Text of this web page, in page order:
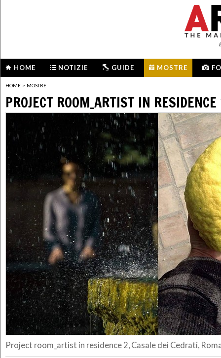
HOME NOTIZIE GUIDE MOSTRE
HOME > MOSTRE
PROJECT ROOM_ARTIST IN
Project room_artist in residence 2, Casale dei Cedrati,